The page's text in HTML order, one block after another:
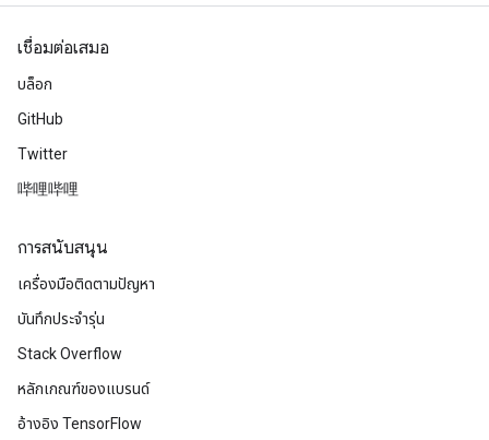
เชื่อมต่อเสมอ
บล็อก
GitHub
Twitter
哔哩哔哩
การสนับสนุน
เครื่องมือติดตามปัญหา
บันทึกประจำรุ่น
Stack Overflow
หลักเกณฑ์ของแบรนด์
อ้างอิง TensorFlow